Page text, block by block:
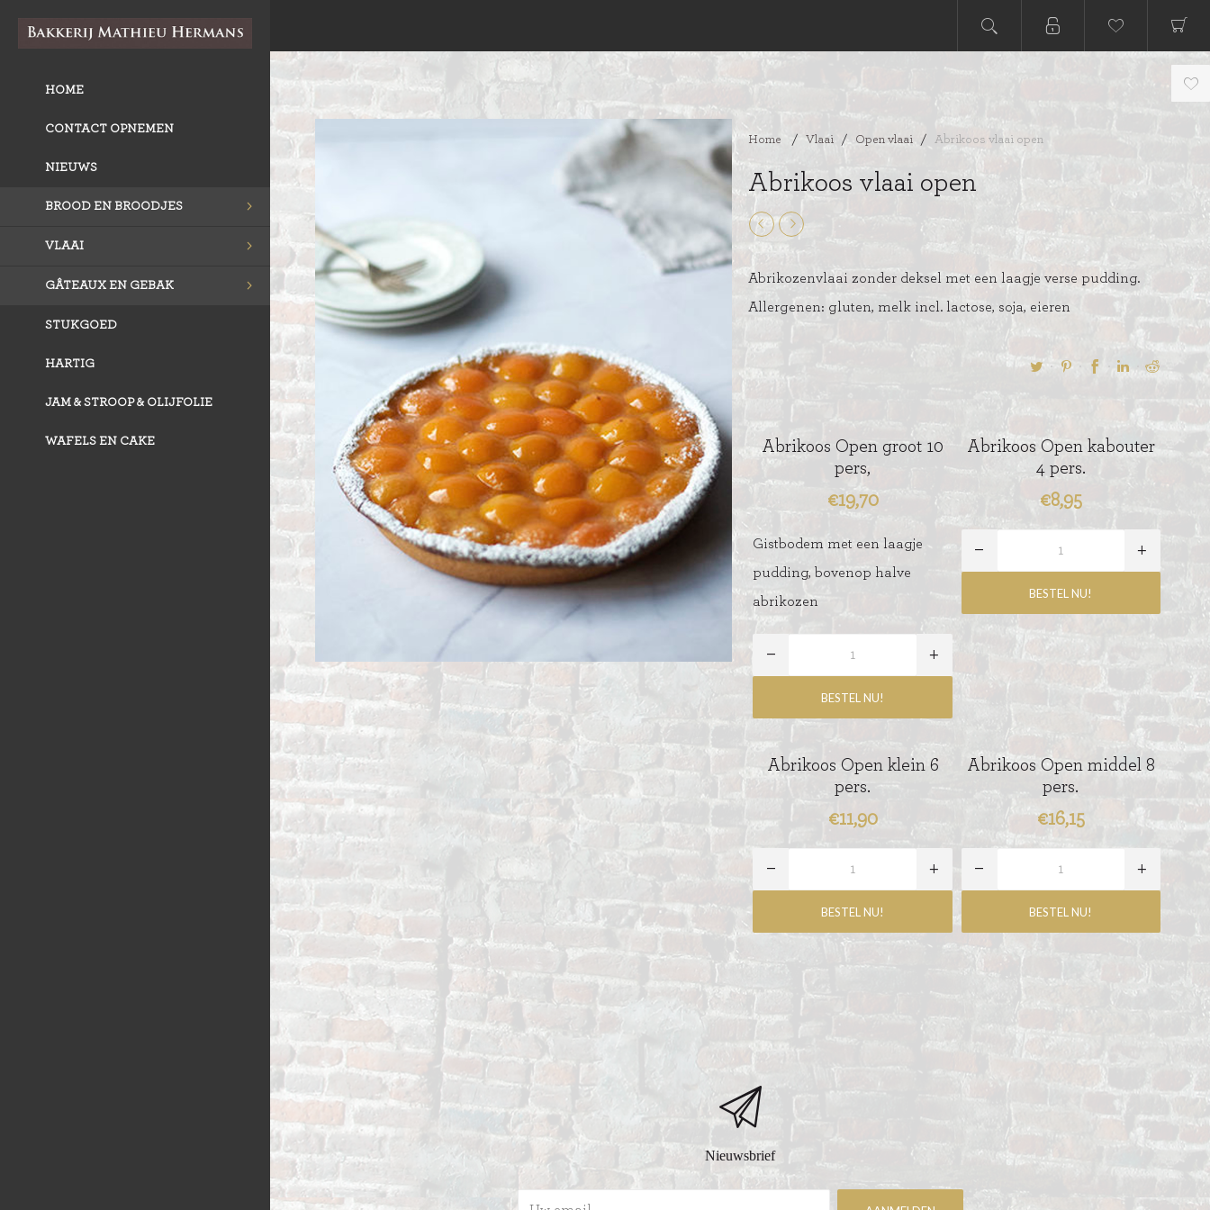
HOME
CONTACT OPNEMEN
NIEUWS
BROOD EN BROODJES
GEVULD BROOD
BROODJES
CROISSANTS
STOKBROOD
VLAAI
VLAAI TRADITIONEEL
VLAAI RASTER
OPEN VLAAI
SEIZOEN VLAAI
GÂTEAUX EN GEBAK
GEBAKJES
GÂTEAUX
SLAGROOMTAARTEN
CRÈME AU BEURE
MERENGUE TAARTEN
ROYAL TAARTEN
BAVAROISE TAARTEN
STUKGOED
HARTIG
JAM & STROOP & OLIJFOLIE
WAFELS EN CAKE
Home / Vlaai / Open vlaai / Abrikoos vlaai open
Abrikoos vlaai open
Abrikozenvlaai zonder deksel met een laagje verse pudding.
Allergenen: gluten, melk incl. lactose, soja, eieren
Abrikoos Open groot 10
pers,
€19,70
Gistbodem met een laagje
pudding, bovenop halve
abrikozen
Abrikoos Open kabouter
4 pers.
€8,95
Abrikoos Open klein 6
pers.
€11,90
Abrikoos Open middel 8
pers.
€16,15
Nieuwsbrief